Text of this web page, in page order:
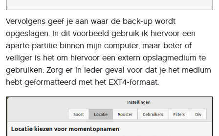
Vervolgens geef je aan waar de back-up wordt
opgeslagen. In dit voorbeeld gebruik ik hiervoor een
aparte partitie binnen mijn computer, maar beter of
veiliger is het om hiervoor een extern opslagmedium te
gebruiken. Zorg er in ieder geval voor dat je het medium
hebt geformatteerd met het EXT4-formaat.